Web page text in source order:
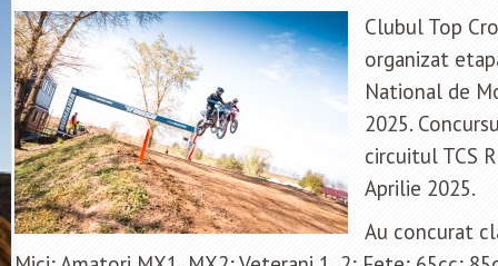
Clubul Top
organizat
National de
2025.
circuitul TCS
Aprilie 2025.
Au concurat